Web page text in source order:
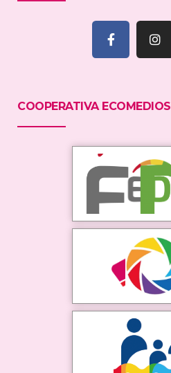
COOPERATIVA ECOMEDIOS